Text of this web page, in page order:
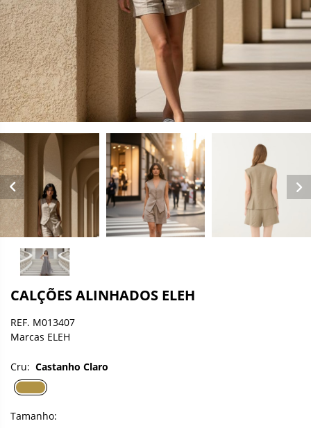
CALÇÕES ALINHADOS ELEH
REF. M013407
Marcas ELEH
Cru: Castanho Claro
Tamanho: